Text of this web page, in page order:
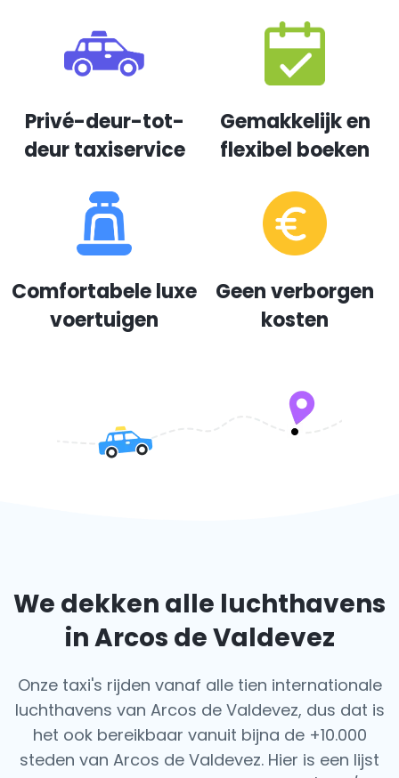
Privé-deur-tot-
deur taxiservice
Gemakkelijk en
flexibel boeken
Comfortabele luxe
voertuigen
Geen verborgen
kosten
We dekken alle luchthavens
in Arcos de Valdevez
Onze taxi's rijden vanaf alle tien internationale
luchthavens van Arcos de Valdevez, dus dat is
het ookbereikbaar vanuit bijna de +10.000
steden van Arcos de Valdevez. Hier is een lijst